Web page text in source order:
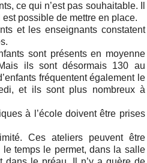
ce qui n’est pas souhaitable. Il
possible de mettre en place.
et les enseignants constatent
sont présents en moyenne
ils sont désormais 130 au
fréquentent également le
et ils sont plus nombreux à
à l’école doivent être prises
Ces ateliers peuvent être
temps le permet, dans la salle